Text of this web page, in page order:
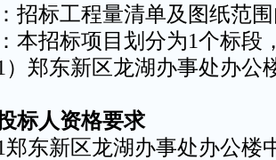
标工程量清单及图纸范围
招标项目划分为1个标段
东新区龙湖办事处办公
人资格要求
新区龙湖办事处办公楼